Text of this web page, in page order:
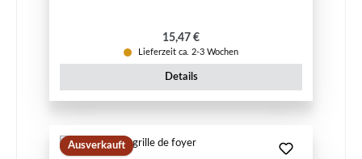
Regulärer Preis:
15,47 €
Lieferzeit ca. 2-3 Wochen
Details
Ausverkauft